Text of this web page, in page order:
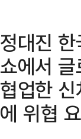
정대진
쇼에서
협업한
에 위협